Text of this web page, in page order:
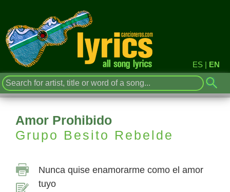
ES | EN
Amor Prohibido
Grupo Besito Rebelde
Nunca quise enamorarme como el amor
tuyo